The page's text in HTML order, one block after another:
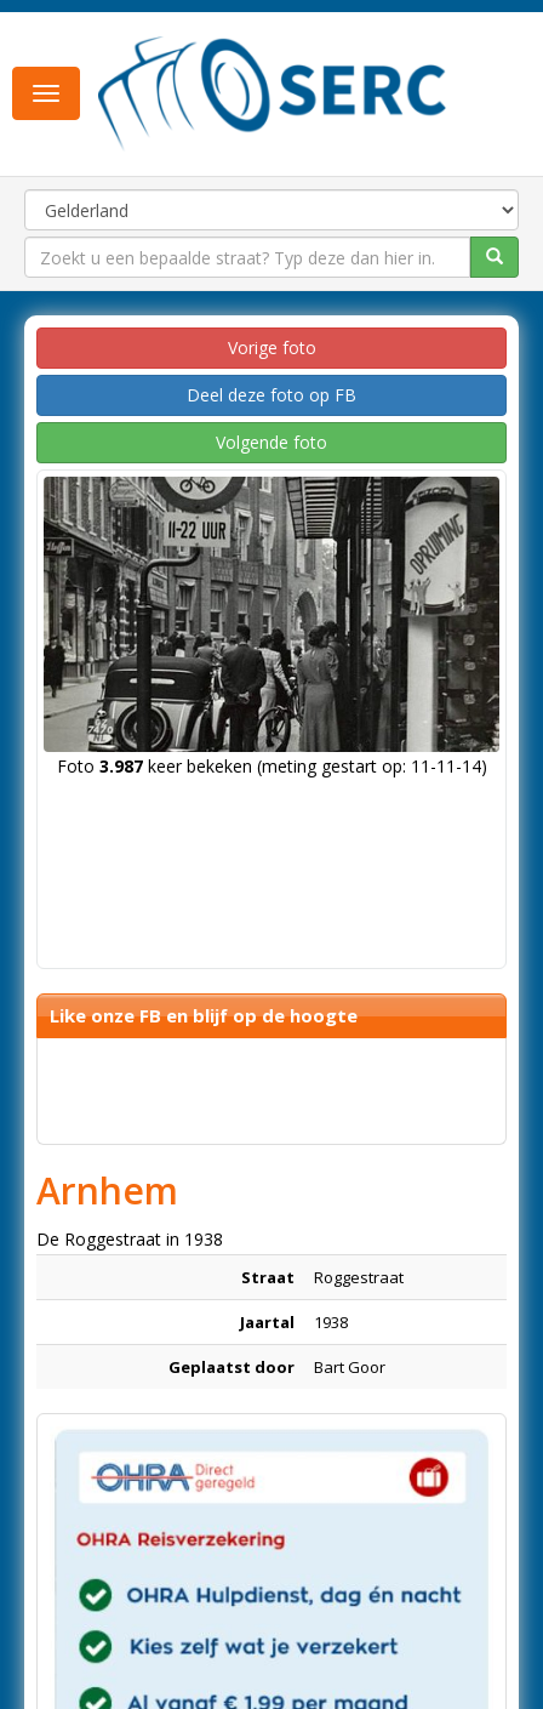
Toggle
navigation
Vorige foto
Deel deze foto op FB
Volgende foto
Foto 3.987keer bekeken (meting gestart op: 11-11-14)
Like onze FB en blijf op de hoogte
Arnhem
De Roggestraat in 1938
Straat Roggestraat
Jaartal 1938
Geplaatst door Bart Goor